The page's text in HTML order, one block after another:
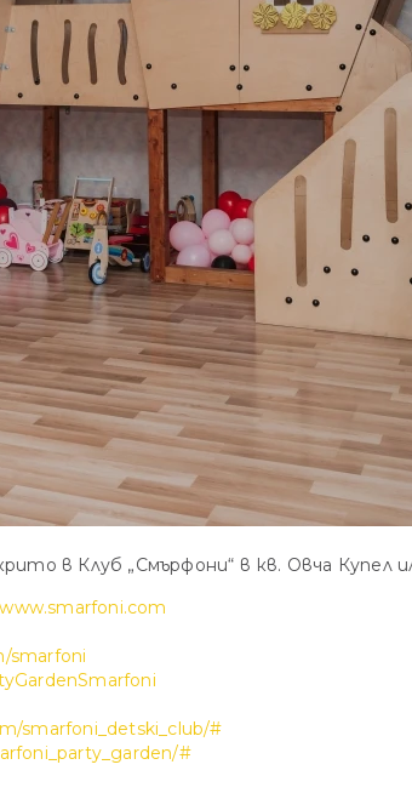
в Клуб „Смърфони“ в кв. Овча Купел
www.smarfoni.com
smarfoni
smarfoni_detski_club/#
#